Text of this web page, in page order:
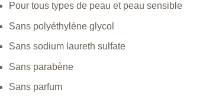
Pour tous types de peau et peau sensible
Sans polyéthylène glycol
Sans sodium laureth sulfate
Sans parabène
Sans parfum